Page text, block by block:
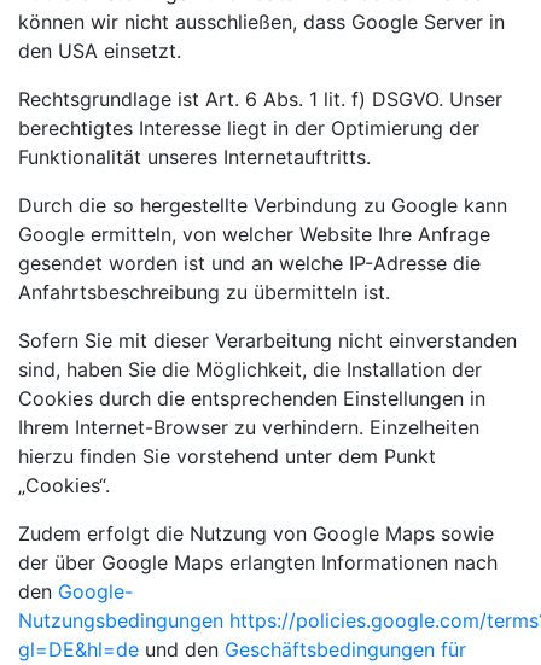
können wir nicht ausschließen, dass Google Server in
den USA einsetzt.
Rechtsgrundlage ist Art. 6 Abs. 1 lit. f) DSGVO. Unser
berechtigtes Interesse liegt in der Optimierung der
Funktionalität unseres Internetauftritts.
Durch die so hergestellte Verbindung zu Google kann
Google ermitteln, von welcher Website Ihre Anfrage
gesendet worden ist und an welche IP-Adresse die
Anfahrtsbeschreibung zu übermitteln ist.
Sofern Sie mit dieser Verarbeitung nicht einverstanden
sind, haben Sie die Möglichkeit, die Installation der
Cookies durch die entsprechenden Einstellungen in
Ihrem Internet-Browser zu verhindern. Einzelheiten
hierzu finden Sie vorstehend unter dem Punkt
„Cookies“.
Zudem erfolgt die Nutzung von Google Maps sowie
der über Google Maps erlangten Informationen nach
den Google-
Nutzungsbedingungen https://policies.google.com/
gl=DE&hl=de und den Geschäftsbedingungen für